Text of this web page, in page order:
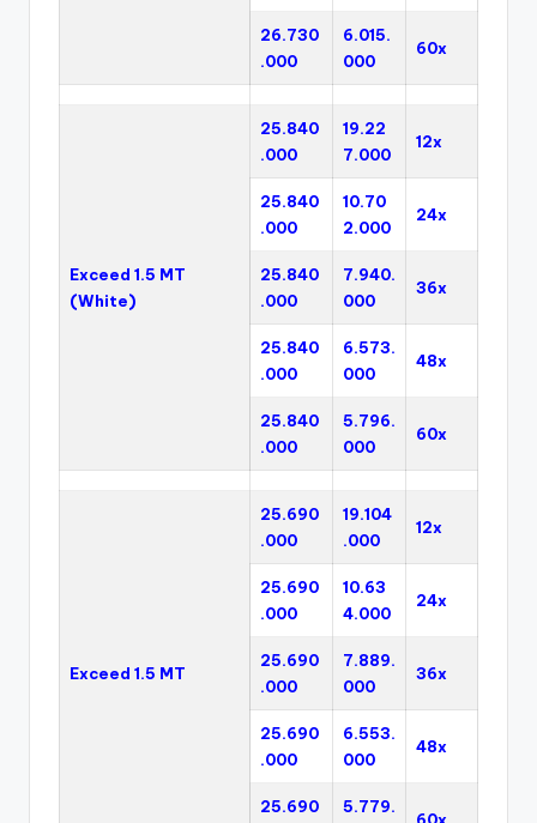
26.730
.000
6.015.
000
60x
Exceed 1.5 MT
(White)
25.840
.000
19.22
7.000
12x
25.840
.000
10.70
2.000
24x
25.840
.000
7.940.
000
36x
25.840
.000
6.573.
000
48x
25.840
.000
5.796.
000
60x
Exceed 1.5 MT
25.690
.000
19.104
.000
12x
25.690
.000
10.63
4.000
24x
25.690
.000
7.889.
000
36x
25.690
.000
6.553.
000
48x
25.690 5.779.